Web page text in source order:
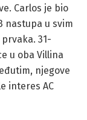
Carlos je bio
nastupa u svim
31-
u oba Villina
njegove
interes AC